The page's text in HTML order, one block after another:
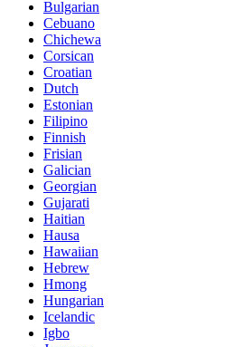
Bulgarian
Cebuano
Chichewa
Corsican
Croatian
Dutch
Estonian
Filipino
Finnish
Frisian
Galician
Georgian
Gujarati
Haitian
Hausa
Hawaiian
Hebrew
Hmong
Hungarian
Icelandic
Igbo